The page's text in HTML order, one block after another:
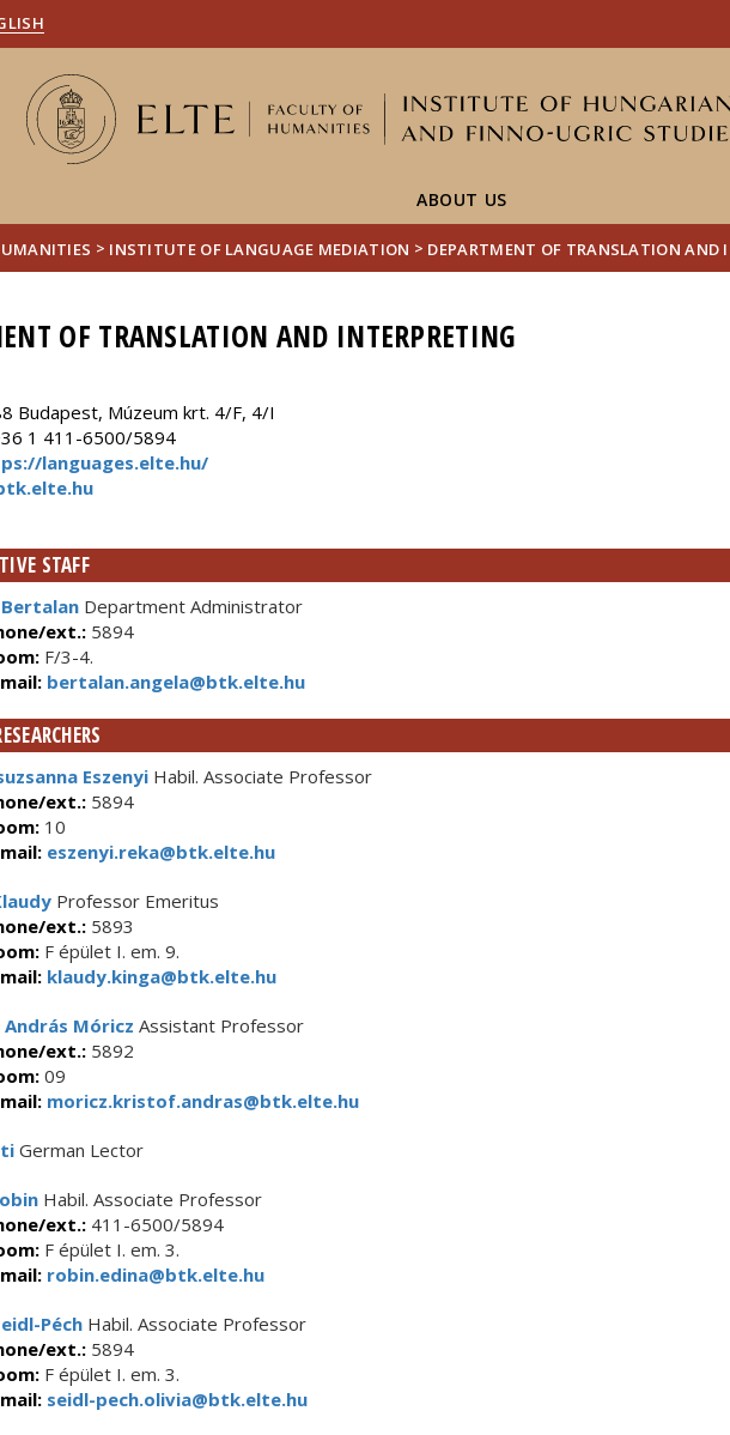
ABOUT US
> INSTITUTE OF LANGUAGE MEDIATION > DEPARTMENT OF TRANSLATION AND
OF TRANSLATION AND INTERPRETING
Budapest, Múzeum krt. 4/F, 4/I
1 411-6500/5894
languages.elte.hu/
STAFF
Department Administrator
ext.: 5894
F/3-4.
bertalan.angela@btk.elte.hu
Eszenyi Habil. Associate Professor
ext.: 5894
10
eszenyi.reka@btk.elte.hu
Professor Emeritus
ext.: 5893
F épület I. em. 9.
klaudy.kinga@btk.elte.hu
Móricz Assistant Professor
ext.: 5892
09
moricz.kristof.andras@btk.elte.hu
German Lector
Habil. Associate Professor
ext.: 411-6500/5894
F épület I. em. 3.
robin.edina@btk.elte.hu
Péch Habil. Associate Professor
ext.: 5894
F épület I. em. 3.
seidl-pech.olivia@btk.elte.hu